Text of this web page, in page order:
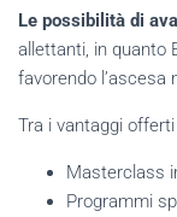
Le possibilità di
allettanti, in quanto
favorendo l’ascesa
Tra i vantaggi
Masterclass
Programmi